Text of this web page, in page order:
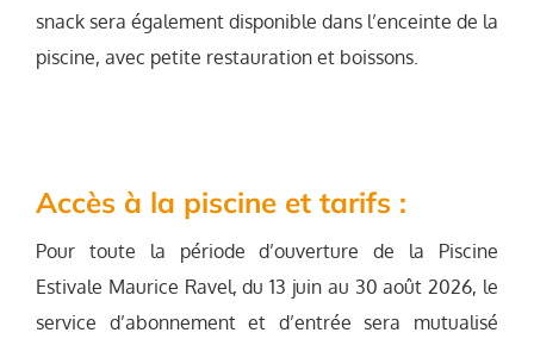
snack sera également disponible dans l’enceinte de la
piscine, avec petite restauration et boissons.
Accès à la piscine et tarifs :
Pour toute la période d’ouverture de la Piscine
Estivale Maurice Ravel, du 13 juin au 30 août 2026, le
service d’abonnement et d’entrée sera mutualisé